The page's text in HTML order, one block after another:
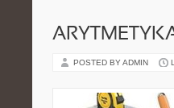
POSTED BY ADMIN